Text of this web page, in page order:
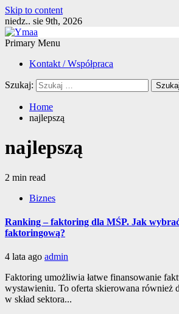
Skip to content
niedz.. sie 9th, 2026
Primary Menu
Kontakt / Współpraca
Szukaj:
Home
najlepszą
najlepszą
2 min read
Biznes
Ranking – faktoring dla MŚP. Jak
faktoringową?
4 lata ago admin
Faktoring umożliwia łatwe finansowanie
wystawieniu. To oferta skierowana również
w skład sektora...